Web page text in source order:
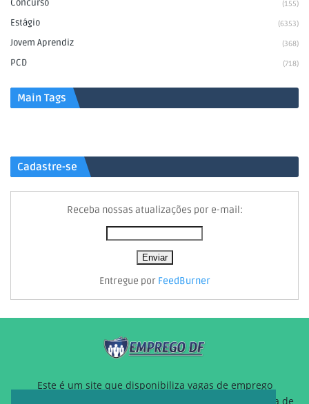
Concurso (155)
Estágio (6353)
Jovem Aprendiz (368)
PCD (718)
Main Tags
Cadastre-se
Receba nossas atualizações por e-mail:
Entregue por FeedBurner
Este é um site que disponibiliza vagas de emprego
gratuitamente para auxiliar pessoas que estão a procura de